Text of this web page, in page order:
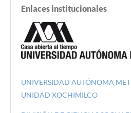
Enlaces institucionales
UNIVERSIDAD AUTÓNOMA
UNIDAD XOCHIMILCO